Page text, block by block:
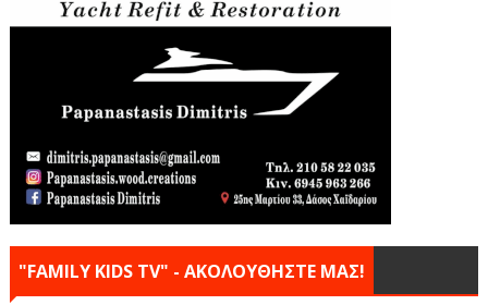
"FAMILY KIDS TV" - ΑΚΟΛΟΥΘΗΣΤΕ ΜΑΣ!